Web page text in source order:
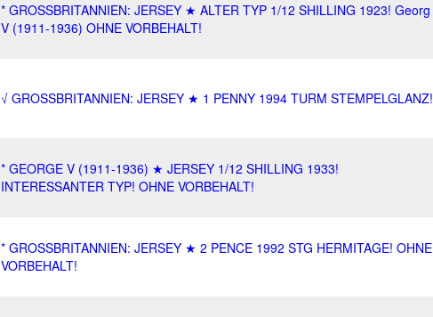
* GROSSBRITANNIEN: JERSEY ★ ALTER TYP 1/12 SHILLING 1923! Georg
V (1911-1936) OHNE VORBEHALT!
√ GROSSBRITANNIEN: JERSEY ★ 1 PENNY 1994 TURM STEMPELGLANZ!
* GEORGE V (1911-1936) ★ JERSEY 1/12 SHILLING 1933!
INTERESSANTER TYP! OHNE VORBEHALT!
* GROSSBRITANNIEN: JERSEY ★ 2 PENCE 1992 STG HERMITAGE! OHNE
VORBEHALT!